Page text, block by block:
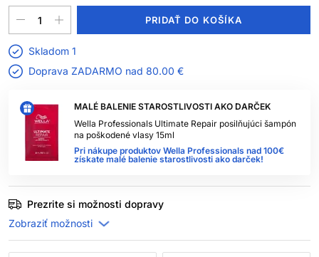
MALÉ BALENIE STAROSTLIVOSTI AKO DARČEK
Wella Professionals Ultimate Repair posilňujúci šampón
na poškodené vlasy 15ml
Pri nákupe produktov Wella Professionals nad 100€
získate malé balenie starostlivosti ako darček!
PRIDAŤ DO KOŠÍKA
Skladom 1
Doprava ZADARMO nad 80.00 €
Prezrite si možnosti dopravy